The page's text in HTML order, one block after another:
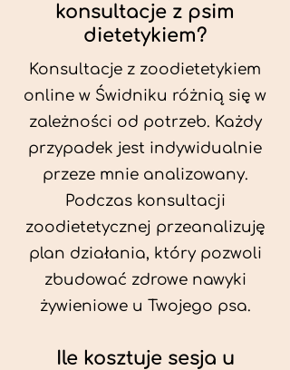
konsultacje z psim
dietetykiem?
Konsultacje z zoodietetykiem
online w Świdniku różnią się w
zależności od potrzeb. Każdy
przypadek jest indywidualnie
przeze mnie analizowany.
Podczas konsultacji
zoodietetycznej przeanalizuję
plan działania, który pozwoli
zbudować zdrowe nawyki
żywieniowe u Twojego psa.
Ile kosztuje sesja u